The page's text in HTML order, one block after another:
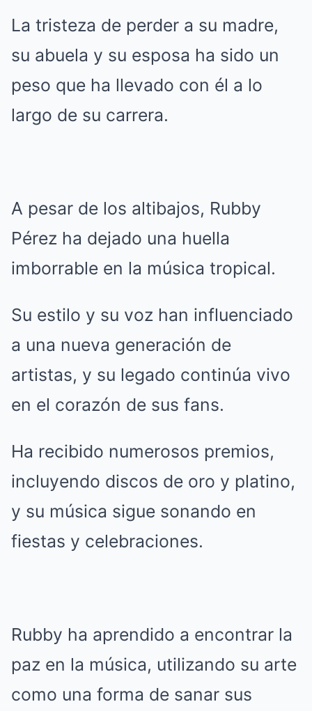
La tristeza de perder a su madre,
su abuela y su esposa ha sido un
peso que ha llevado con él a lo
largo de su carrera.
A pesar de los altibajos, Rubby
Pérez ha dejado una huella
imborrable en la música tropical.
Su estilo y su voz han influenciado
a una nueva generación de
artistas, y su legado continúa vivo
en el corazón de sus fans.
Ha recibido numerosos premios,
incluyendo discos de oro y platino,
y su música sigue sonando en
fiestas y celebraciones.
Rubby ha aprendido a encontrar la
paz en la música, utilizando su arte
como una forma de sanar sus